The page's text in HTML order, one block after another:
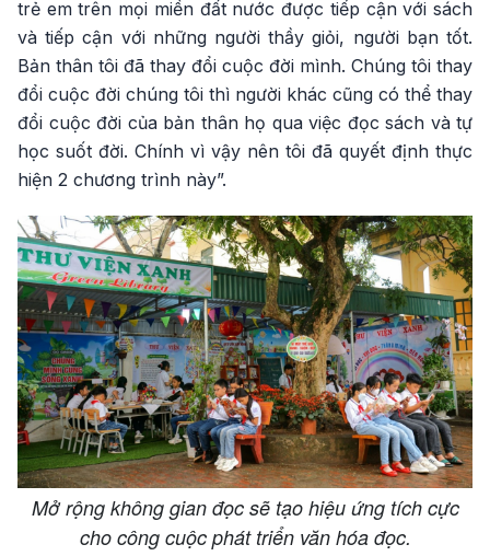
trẻ em trên mọi miền đất nước được tiếp cận với sách
và tiếp cận với những người thầy giỏi, người bạn tốt.
Bản thân tôi đã thay đổi cuộc đời mình. Chúng tôi thay
đổi cuộc đời chúng tôi thì người khác cũng có thể thay
đổi cuộc đời của bản thân họ qua việc đọc sách và tự
học suốt đời. Chính vì vậy nên tôi đã quyết định thực
hiện 2 chương trình này”.
Mở rộng không gian đọc sẽ tạo hiệu ứng tích cực
cho công cuộc phát triển văn hóa đọc.